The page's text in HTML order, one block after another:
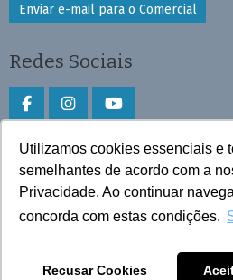
Utilizamos cookies essenciais e
semelhantes de acordo com a
Privacidade. Ao continuar
concorda com estas condições.
Recusar Cookies
Enviar e-mail para o Comercial
Redes Sociais
Faça download do aplicativo
Play Store e App Store
Todos os direitos reservados